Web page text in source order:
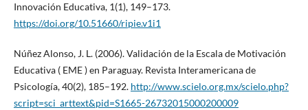
Innovación Educativa, 1(1), 149–173.
https://doi.org/10.51660/ripie.v1i1
Núñez Alonso, J. L. (2006). Validación de la Escala de Motivación
Educativa ( EME ) en Paraguay. Revista Interamericana de
Psicología, 40(2), 185–192. http://www.scielo.org.mx/scielo.php?
script=sci_arttext&pid=S1665-26732015000200009